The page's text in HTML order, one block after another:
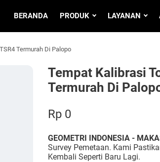
BERANDA PRODUK LAYANAN
Termurah Di Palopo
Tempat Kalibrasi
Termurah Di
Rp 0
GEOMETRI INDONESIA -
Survey Pemetaan. Kami
Kembali Seperti Baru Lagi.